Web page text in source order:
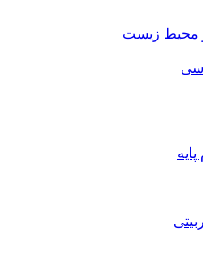
محیط زیست